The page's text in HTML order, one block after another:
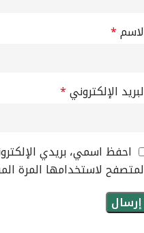
*
الإلكتروني*
احفظ اسمي، بريدي
لاستخدامها المرة